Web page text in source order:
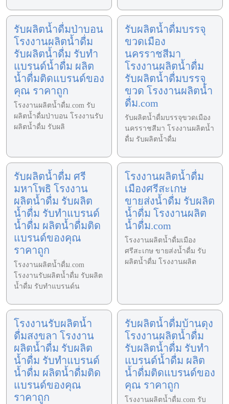
รับผลิตน้ำดื่มป่าบอน
โรงงานผลิตน้ำดื่ม
รับผลิตน้ำดื่ม รับทำ
แบรนด์น้ำดื่ม ผลิต
น้ำดื่มติดแบรนด์ของ
คุณ ราคาถูก
โรงงานผลิตน้ำดื่ม.com รับ
ผลิตน้ำดื่มป่าบอน โรงงานรับ
ผลิตน้ำดื่ม รับผลิ
รับผลิตน้ำดื่มบรรจุ
ขวดเมือง
นครราชสีมา
โรงงานผลิตน้ำดื่ม
รับผลิตน้ำดื่มบรรจุ
ขวด โรงงานผลิตน้ำ
ดื่ม.com
รับผลิตน้ำดื่มบรรจุขวดเมือง
นครราชสีมา โรงงานผลิตน้ำ
ดื่ม รับผลิตน้ำดื่ม
รับผลิตน้ำดื่ม ศรี
มหาโพธิ โรงงาน
ผลิตน้ำดื่ม รับผลิต
น้ำดื่ม รับทำแบรนด์
น้ำดื่ม ผลิตน้ำดื่มติด
แบรนด์ของคุณ
ราคาถูก
โรงงานผลิตน้ำดื่ม.com
โรงงานรับผลิตน้ำดื่ม รับผลิต
น้ำดื่ม รับทำแบรนด์น
โรงงานผลิตน้ำดื่ม
เมืองศรีสะเกษ
ขายส่งน้ำดื่ม รับผลิต
น้ำดื่ม โรงงานผลิต
น้ำดื่ม.com
โรงงานผลิตน้ำดื่มเมือง
ศรีสะเกษ ขายส่งน้ำดื่ม รับ
ผลิตน้ำดื่ม โรงงานผลิต
โรงงานรับผลิตน้ำ
ดื่มสงขลา โรงงาน
ผลิตน้ำดื่ม รับผลิต
น้ำดื่ม รับทำแบรนด์
น้ำดื่ม ผลิตน้ำดื่มติด
แบรนด์ของคุณ
ราคาถูก
รับผลิตน้ำดื่มบ้านดุง
โรงงานผลิตน้ำดื่ม
รับผลิตน้ำดื่ม รับทำ
แบรนด์น้ำดื่ม ผลิต
น้ำดื่มติดแบรนด์ของ
คุณ ราคาถูก
โรงงานผลิตน้ำดื่ม.com รับ